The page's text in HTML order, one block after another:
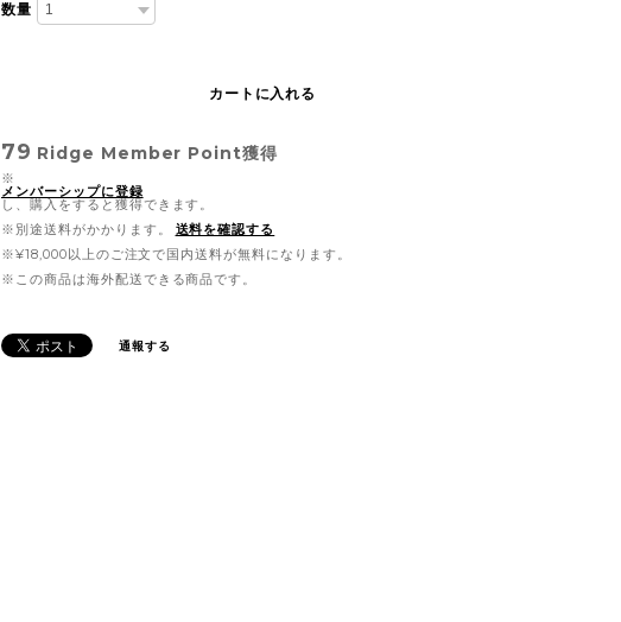
数量
カートに入れる
79 Ridge Member Point獲得
※
メンバーシップに登録
し、購入をすると獲得できます。
※別途送料がかかります。
送料を確認する
※¥18,000以上のご注文で国内送料が無料になります。
※この商品は海外配送できる商品です。
通報する